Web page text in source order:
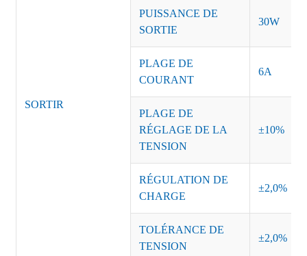
SORTIR
PUISSANCE DE
SORTIE
30W
PLAGE DE
COURANT
6A
PLAGE DE
RÉGLAGE DE LA
TENSION
±10%
RÉGULATION DE
CHARGE
±2,0%
TOLÉRANCE DE
TENSION
±2,0%